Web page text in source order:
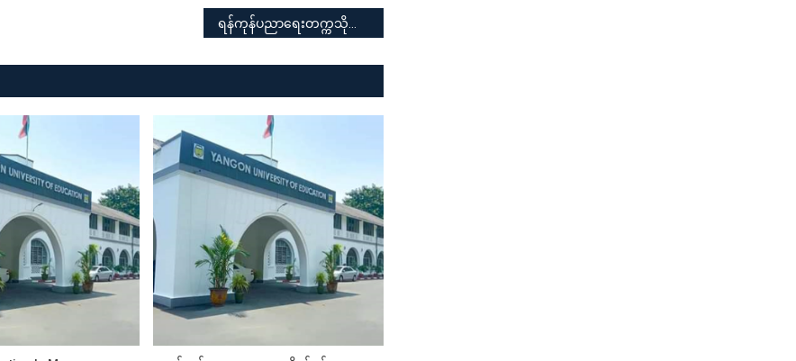
In Myanmar
root
ရန်ကုန်ပညာရေးတက္ကသိုလ်နှင့်
ဘေးအန္တရာယ်ဆိုင်ရာ စီမံခန့်ခွဲမှု
ဦးစီးဌာနတို့ ပူးပေါင်းဆောင်ရွက်သည့်
မြေငလျင်ဘေးအန္တရာယ် သဏ္ဌာန်တူ
ဇာတ်တိုက်လေ့ကျင်းခန်း
January 13, 2023 root